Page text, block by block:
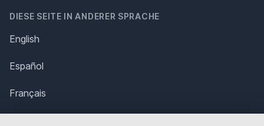
DIESE SEITE IN ANDERER SPRACHE
English
Español
Français